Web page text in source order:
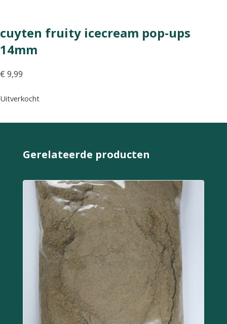
cuyten fruity icecream pop-ups
14mm
€ 9,99
Uitverkocht
Gerelateerde producten